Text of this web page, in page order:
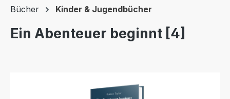
Bücher Kinder & Jugendbücher
Ein Abenteuer beginnt [4]